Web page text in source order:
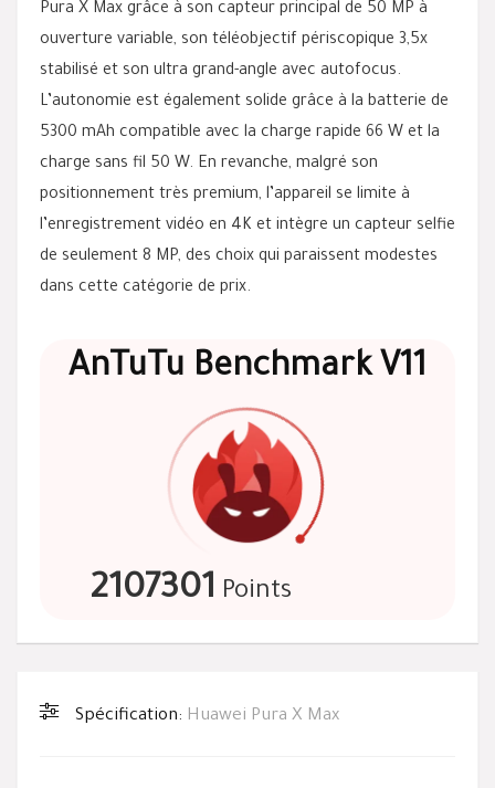
Pura X Max grâce à son capteur principal de 50 MP à
ouverture variable, son téléobjectif périscopique 3,5x
stabilisé et son ultra grand-angle avec autofocus.
L’autonomie est également solide grâce à la batterie de
5300 mAh compatible avec la charge rapide 66 W et la
charge sans fil 50 W. En revanche, malgré son
positionnement très premium, l’appareil se limite à
l’enregistrement vidéo en 4K et intègre un capteur selfie
de seulement 8 MP, des choix qui paraissent modestes
dans cette catégorie de prix.
AnTuTu Benchmark V11
2107301 Points
Spécification: Huawei Pura X Max